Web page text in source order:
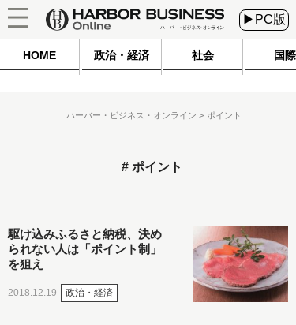
▶PC版
HOME 政治・経済 社会 国際
ハーバー・ビジネス・オンライン ポイント
ポイント
駆け込みふるさと納税、決め
られない人は「ポイント制」
を狙え
2018.12.19 政治・経済